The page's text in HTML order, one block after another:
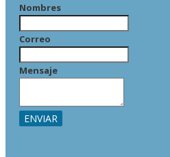
Nombres
Correo
Mensaje